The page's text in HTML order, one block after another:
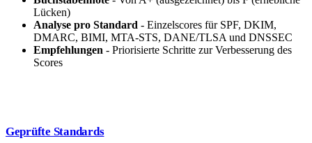
Lücken)
Analyse pro Standard - Einzelscores für SPF, DKIM,
DMARC, BIMI, MTA-STS, DANE/TLSA und DNSSEC
Empfehlungen - Priorisierte Schritte zur Verbesserung des
Scores
Geprüfte Standards